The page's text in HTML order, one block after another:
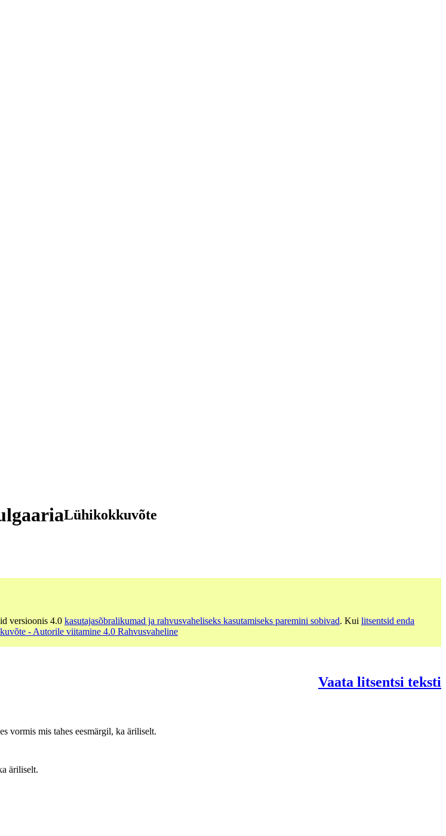
Lühikokkuvõte
versioonis 4.0 kasutajasõbralikumad ja rahvusvaheliseks kasutamiseks paremini sobivad. Kui litsentsid enda
- Autorile viitamine 4.0 Rahvusvaheline
Vaata litsentsi teksti
vormis mis tahes eesmärgil, ka äriliselt.
äriliselt.